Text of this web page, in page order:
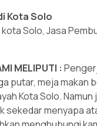
Kota Solo
Solo, Jasa
MELIPUTI :
putar, meja makan
Kota Solo.
sekedar menyapa